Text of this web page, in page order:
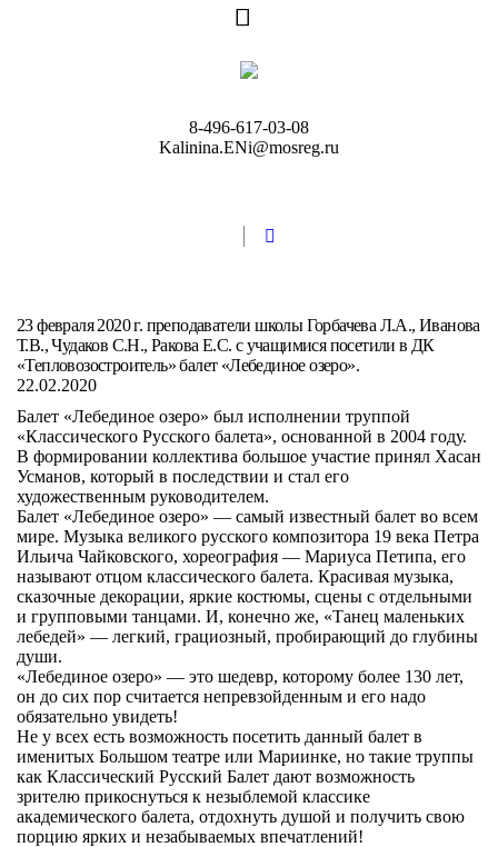
8-496-617-03-08
Kalinina.ENi@mosreg.ru
23 февраля 2020 г. преподаватели школы Горбачева Л.А., Иванова
Т.В., Чудаков С.Н., Ракова Е.С. с учащимися посетили в ДК
«Тепловозостроитель» балет «Лебединое озеро».
22.02.2020
Балет «Лебединое озеро» был исполнении труппой
«Классического Русского балета», основанной в 2004 году.
В формировании коллектива большое участие принял Хасан
Усманов, который в последствии и стал его
художественным руководителем.
Балет «Лебединое озеро» — самый известный балет во всем
мире. Музыка великого русского композитора 19 века Петра
Ильича Чайковского, хореография — Мариуса Петипа, его
называют отцом классического балета. Красивая музыка,
сказочные декорации, яркие костюмы, сцены с отдельными
и групповыми танцами. И, конечно же, «Танец маленьких
лебедей» — легкий, грациозный, пробирающий до глубины
души.
«Лебединое озеро» — это шедевр, которому более 130 лет,
он до сих пор считается непревзойденным и его надо
обязательно увидеть!
Не у всех есть возможность посетить данный балет в
именитых Большом театре или Мариинке, но такие труппы
как Классический Русский Балет дают возможность
зрителю прикоснуться к незыблемой классике
академического балета, отдохнуть душой и получить свою
порцию ярких и незабываемых впечатлений!